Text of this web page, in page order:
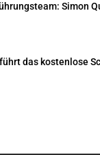
Simon
das kostenlose